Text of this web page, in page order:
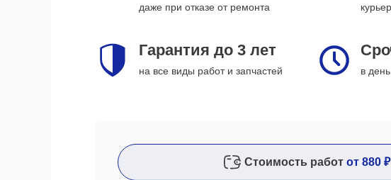
даже при отказе от ремонта
Гарантия до 3 лет
на все виды работ и запчастей в
Стоимость работ от 880 ₽